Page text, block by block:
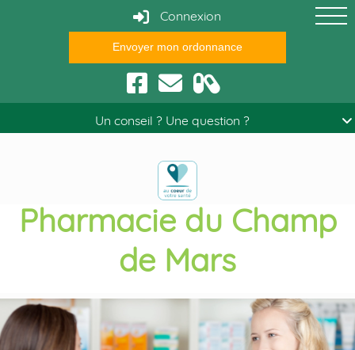
Connexion
Envoyer mon ordonnance
Un conseil ? Une question ?
Pharmacie du Champ
de Mars
Conseils santé